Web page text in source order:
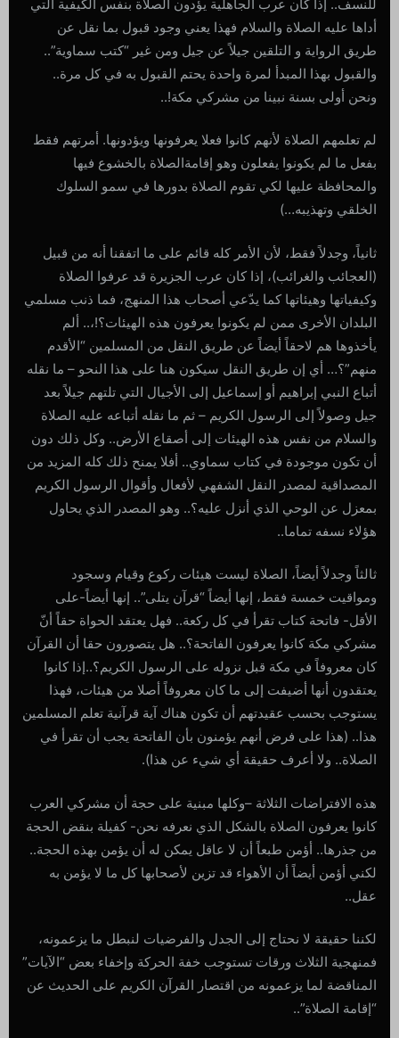
للنسف.. إذا كان عرب الجاهلية يؤدون الصلاة بنفس الكيفية التي
أداها عليه الصلاة والسلام فهذا يعني وجود قبول بما نقل عن
طريق الرواية و التلقين جيلاً عن جيل ومن غير “كتب سماوية”..
والقبول بهذا المبدأ لمرة واحدة يحتم القبول به في كل مرة..
ونحن أولى بسنة نبينا من مشركي مكة!..
لم تعلمهم الصلاة لأنهم كانوا فعلا يعرفونها ويؤدونها. أمرتهم فقط
بفعل ما لم يكونوا يفعلون وهو إقامةالصلاة بالخشوع فيها
والمحافظة عليها لكي تقوم الصلاة بدورها في سمو السلوك
الخلقي وتهذيبه…)
ثانياً، وجدلاً فقط، لأن الأمر كله قائم على ما اتفقنا أنه من قبيل
(العجائب والغرائب)، إذا كان عرب الجزيرة قد عرفوا الصلاة
وكيفياتها وهيئاتها كما يدّعي أصحاب هذا المنهج، فما ذنب مسلمي
البلدان الأخرى ممن لم يكونوا يعرفون هذه الهيئات؟!،.. ألم
يأخذوها هم لاحقاً أيضاً عن طريق النقل من المسلمين “الأقدم
منهم”؟… أي إن طريق النقل سيكون هنا على هذا النحو – ما نقله
أتباع النبي إبراهيم أو إسماعيل إلى الأجيال التي تلتهم جيلاً بعد
جيل وصولاً إلى الرسول الكريم – ثم ما نقله أتباعه عليه الصلاة
والسلام من نفس هذه الهيئات إلى أصقاع الأرض.. وكل ذلك دون
أن تكون موجودة في كتاب سماوي.. أفلا يمنح ذلك كله المزيد من
المصداقية لمصدر النقل الشفهي لأفعال وأقوال الرسول الكريم
بمعزل عن الوحي الذي أنزل عليه؟.. وهو المصدر الذي يحاول
هؤلاء نسفه تماما..
ثالثاً وجدلاً أيضاً، الصلاة ليست هيئات ركوع وقيام وسجود
ومواقيت خمسة فقط، إنها أيضاً “قرآن يتلى”.. إنها أيضاً-على
الأقل- فاتحة كتاب تقرأ في كل ركعة.. فهل يعتقد الحواة حقاً أنّ
مشركي مكة كانوا يعرفون الفاتحة؟.. هل يتصورون حقا أن القرآن
كان معروفاً في مكة قبل نزوله على الرسول الكريم؟..إذا كانوا
يعتقدون أنها أضيفت إلى ما كان معروفاً أصلا من هيئات، فهذا
يستوجب بحسب عقيدتهم أن تكون هناك آية قرآنية تعلم المسلمين
هذا.. (هذا على فرض أنهم يؤمنون بأن الفاتحة يجب أن تقرأ في
الصلاة.. ولا أعرف حقيقة أي شيء عن هذا).
هذه الافتراضات الثلاثة –وكلها مبنية على حجة أن مشركي العرب
كانوا يعرفون الصلاة بالشكل الذي نعرفه نحن- كفيلة بنقض الحجة
من جذرها.. أؤمن طبعاً أن لا عاقل يمكن له أن يؤمن بهذه الحجة..
لكني أؤمن أيضاً أن الأهواء قد تزين لأصحابها كل ما لا يؤمن به
عقل..
لكننا حقيقة لا نحتاج إلى الجدل والفرضيات لنبطل ما يزعمونه،
فمنهجية الثلاث ورقات تستوجب خفة الحركة وإخفاء بعض “الآيات”
المناقضة لما يزعمونه من اقتصار القرآن الكريم على الحديث عن
“إقامة الصلاة”..